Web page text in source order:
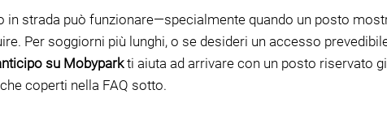
in strada può funzionare—specialmente quando un posto
Per soggiorni più lunghi, o se desideri un accesso
su Mobyparkti aiuta ad arrivare con un posto riservato
coperti nella FAQ sotto.